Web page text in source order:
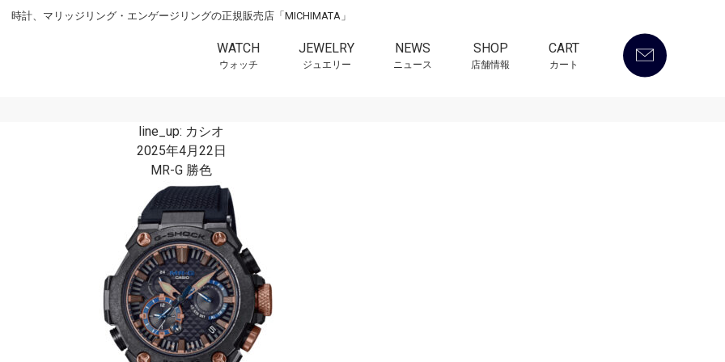
時計、マリッジリング・エンゲージリングの正規販売店「MICHIMATA」
WATCH
ウォッチ
JEWELRY
ジュエリー
NEWS
ニュース
SHOP
店舗情報
CART
カート
line_up: カシオ
2025年4月22日
MR-G 勝色